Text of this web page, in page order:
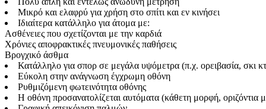
Μικρό και ελαφρύ για χρήση στο σπίτι και εν κινήσει
Ιδιαίτερα κατάλληλο για άτομα με:
Ασθένειες που σχετίζονται με την καρδιά
Χρόνιες αποφρακτικές πνευμονικές παθήσεις
Βρογχικό άσθμα
Κατάλληλο για σπορ σε μεγάλα υψόμετρα (π.χ. ορειβασία, σκι
Εύκολη στην ανάγνωση έγχρωμη οθόνη
Ρυθμιζόμενη φωτεινότητα οθόνης
Η οθόνη προσανατολίζεται αυτόματα (κάθετη μορφή, οριζόντια